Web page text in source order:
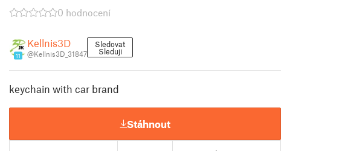
0 hodnocení
11
Kellnis3D
@Kellnis3D_31847
Sledovat
Sleduji
keychain with car brand
Stáhnout